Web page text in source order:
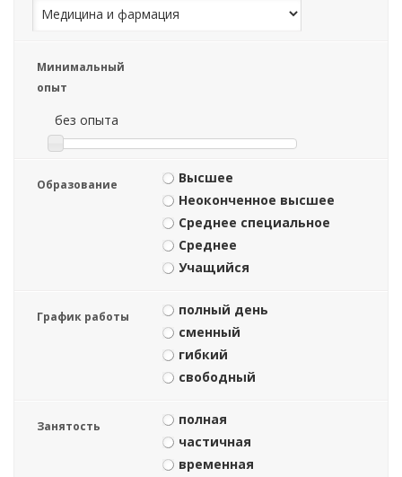
Минимальный
опыт
без опыта
Образование
Высшее
Неоконченное высшее
Среднее специальное
Среднее
Учащийся
График работы
полный день
сменный
гибкий
свободный
Занятость
полная
частичная
временная